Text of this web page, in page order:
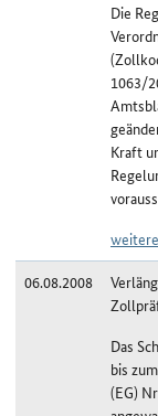
Die
1063/
Kraft
06.08.2008
Das
bis
(EG)